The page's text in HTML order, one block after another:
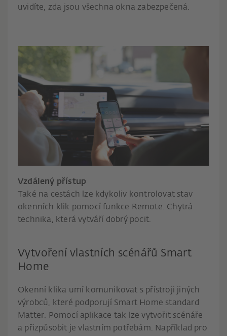
uvidíte, zda jsou všechna okna zabezpečená.
Vzdálený přístup
Také na cestách lze kdykoliv kontrolovat stav
okenních klik pomocí funkce Remote. Chytrá
technika, která vytváří dobrý pocit.
Vytvoření vlastních scénářů Smart
Home
Okenní klika umí komunikovat s přístroji jiných
výrobců, které podporují Smart Home standard
Matter. Pomocí aplikace tak lze vytvořit scénáře
a přizpůsobit je vlastním potřebám. Například pro